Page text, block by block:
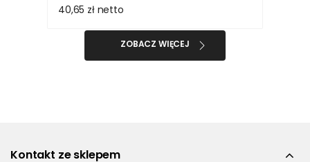
40,65 zł netto
ZOBACZ WIĘCEJ
Kontakt ze sklepem